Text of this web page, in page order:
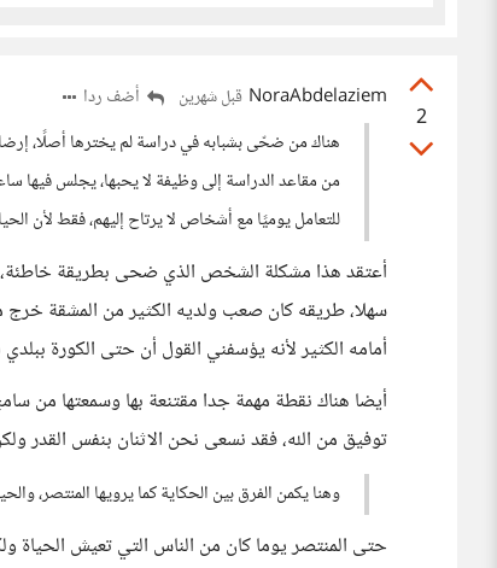
2
NoraAbdelaziem قبل شهرين
أضف ردا
هناك من ضحّى بشبابه في دراسة لم يخترها أصلًا،
من مقاعد الدراسة إلى وظيفة لا يحبها، يجلس فيها
للتعامل يوميًا مع أشخاص لا يرتاح إليهم، فقط لأن
أعتقد هذا مشكلة الشخص الذي ضحى بطريقة
سهلا، طريقه كان صعب ولديه الكثير من المشقة خرج
أمامه الكثير لأنه يؤسفني القول أن حتى الكورة
أيضا هناك نقطة مهمة جدا مقتنعة بها وسمعتها من
توفيق من الله، فقد نسعى نحن الاثنان بنفس القدر
وهنا يكمن الفرق بين الحكاية كما يرويها المنتصر،
حتى المنتصر يوما كان من الناس التي تعيش الحياة